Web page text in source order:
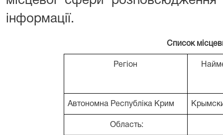
інформації.
Список
Регіон
Автономна Республіка Крим
Область: